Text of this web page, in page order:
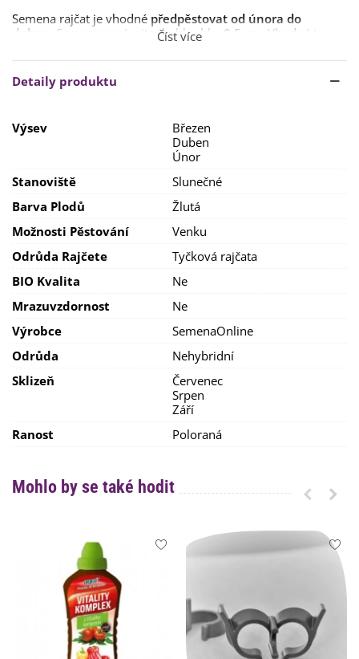
Semena rajčat je vhodné předpěstovat od února do
dubna
. Semena vysévejte do hloubky 0,5 cm
. Vhodné je
spařený.
Doba klíčení je1–2 týdny
Vysazujte je do sponu
80 x 50 cm na slunečné
chráněné před větrem
středně těžká půda,zásobená živinami
Rajčatapravidelně zalévejte a během
vegetacepřihnojujte speciálními
Číst více
Detaily produktu
Výsev
Březen
Duben
Únor
Stanoviště
Slunečné
Barva Plodů
Žlutá
Možnosti Pěstování
Venku
Odrůda Rajčete
Tyčková rajčata
BIO Kvalita
Ne
Mrazuvzdornost
Ne
Výrobce
SemenaOnline
Odrůda
Nehybridní
Sklizeň
Červenec
Srpen
Září
Ranost
Poloraná
Mohlo by se také hodit